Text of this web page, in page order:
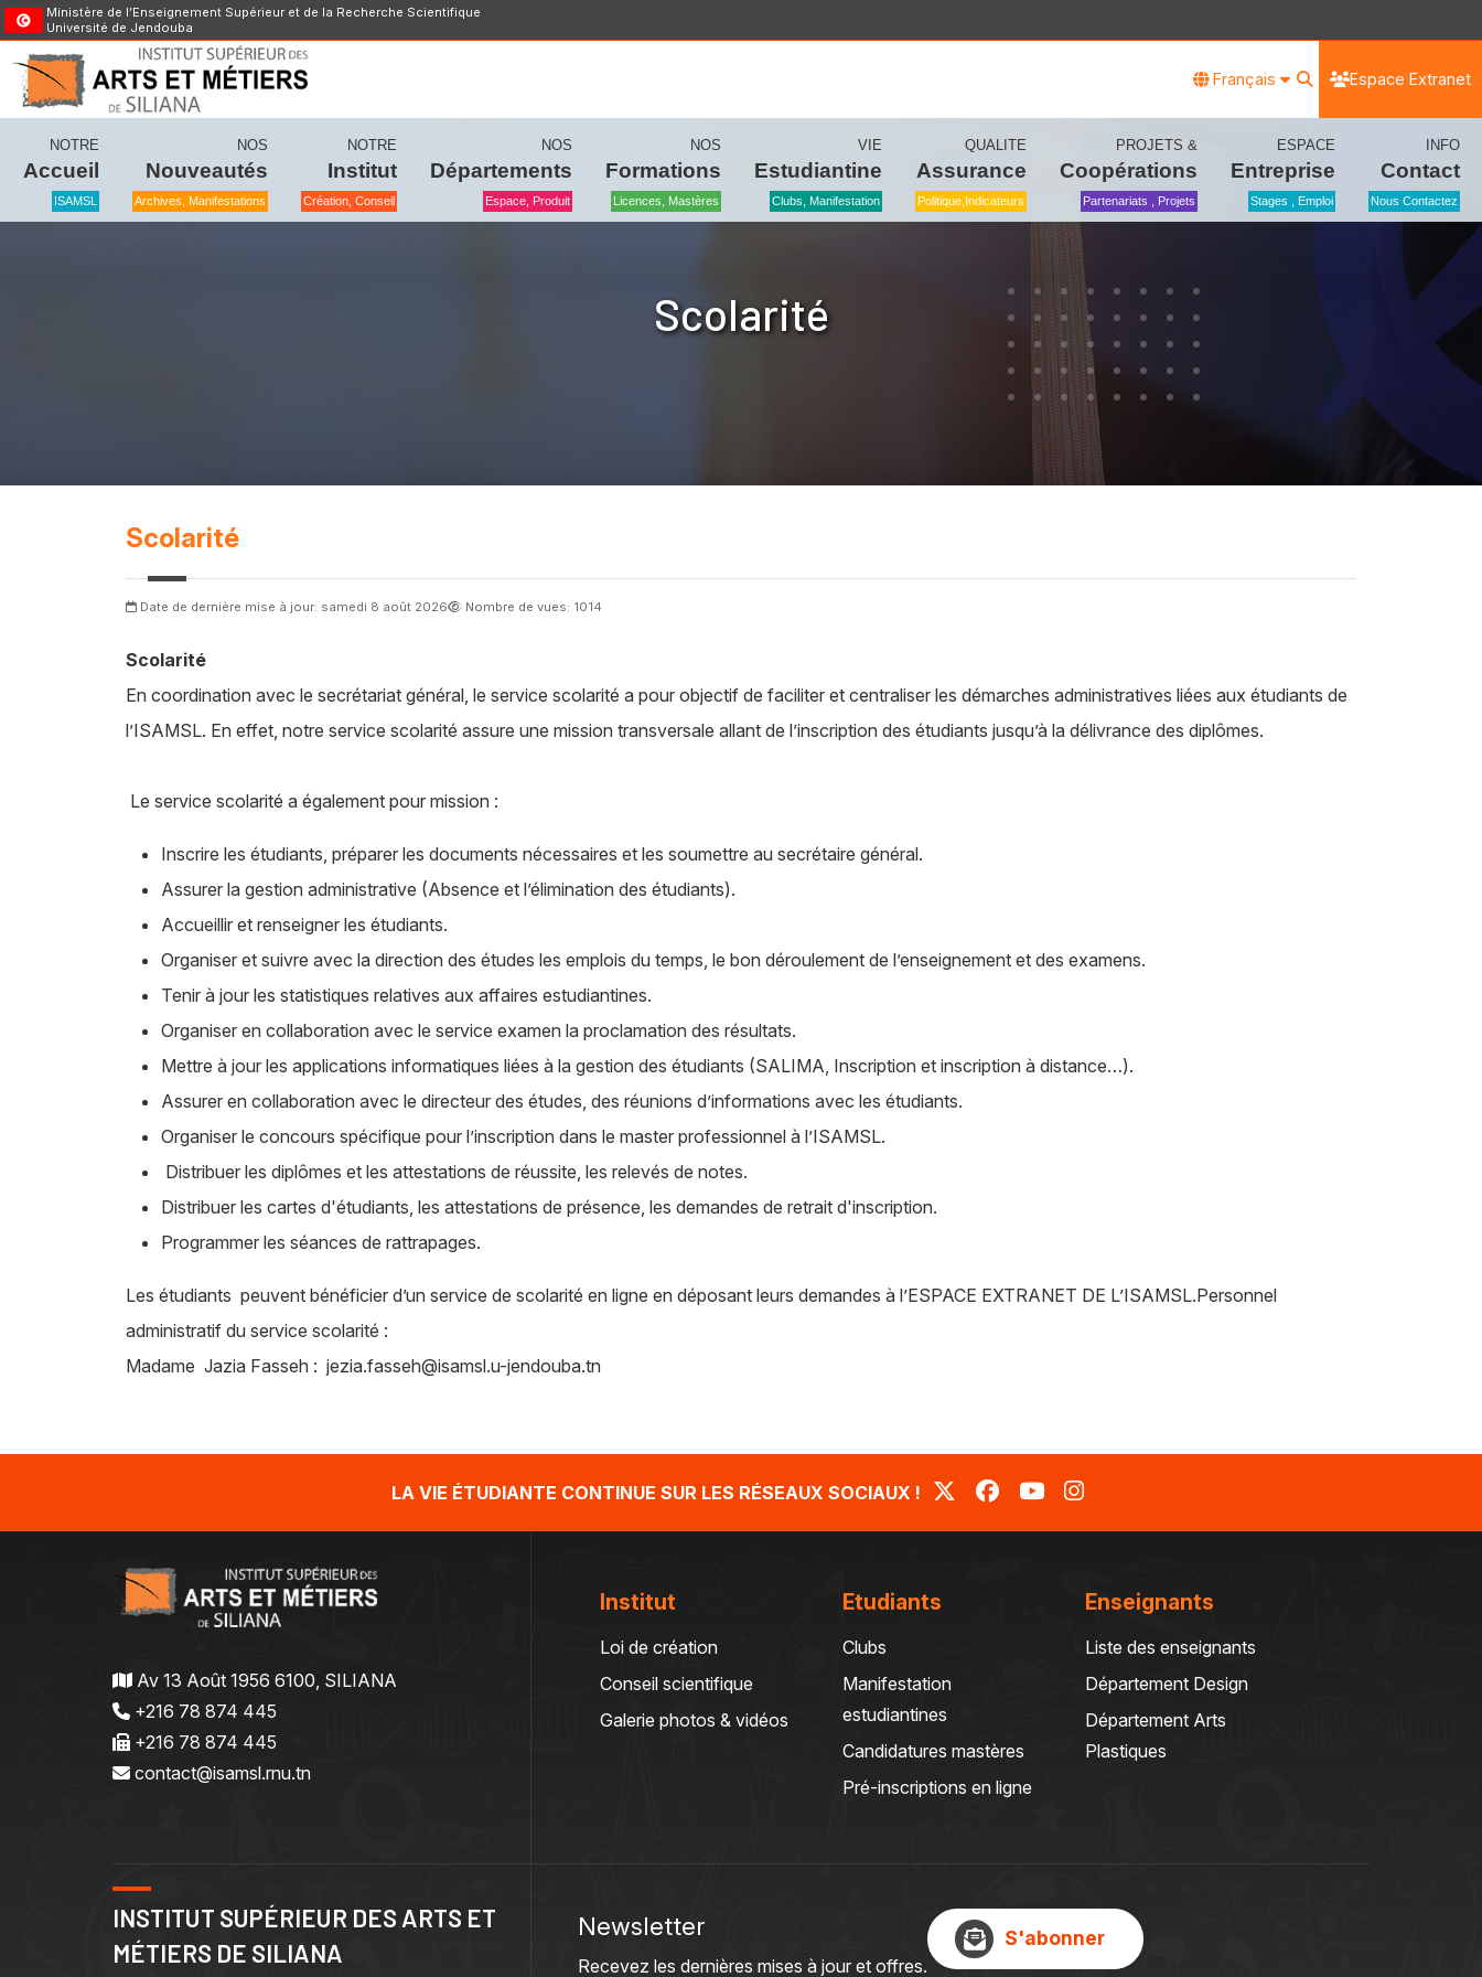
Ministère de l’Enseignement Supérieur et de la Recherche Scientifique
Université de Jendouba
Français Espace Extranet
NOTRE
Accueil
ISAMSL
NOS
Nouveautés
Archives, Manifestations
NOTRE
Institut
Création, Conseil
NOS
Départements
Espace, Produit
NOS
Formations
Licences, Mastères
VIE
Estudiantine
Clubs, Manifestation
QUALITE
Assurance
Politique,indicateurs
PROJETS &
Coopérations
Partenariats , Projets
ESPACE
Entreprise
Stages , Emploi
INFO
Contact
Nous Contactez
Scolarité
Scolarité
Date de dernière mise à jour: samedi 8 août 2026 Nombre de vues: 1014
Scolarité
En coordination avec le secrétariat général, le service scolarité a pour objectif de faciliter et centraliser les démarches administratives liées aux étudiants de
l’ISAMSL. En effet, notre service scolarité assure une mission transversale allant de l’inscription des étudiants jusqu’à la délivrance des diplômes.
Le service scolarité a également pour mission :
Inscrire les étudiants, préparer les documents nécessaires et les soumettre au secrétaire général.
Assurer la gestion administrative (Absence et l’élimination des étudiants).
Accueillir et renseigner les étudiants.
Organiser et suivre avec la direction des études les emplois du temps, le bon déroulement de l’enseignement et des examens.
Tenir à jour les statistiques relatives aux affaires estudiantines.
Organiser en collaboration avec le service examen la proclamation des résultats.
Mettre à jour les applications informatiques liées à la gestion des étudiants (SALIMA, Inscription et inscription à distance…).
Assurer en collaboration avec le directeur des études, des réunions d’informations avec les étudiants.
Organiser le concours spécifique pour l’inscription dans le master professionnel à l’ISAMSL.
Distribuer les diplômes et les attestations de réussite, les relevés de notes.
Distribuer les cartes d'étudiants, les attestations de présence, les demandes de retrait d'inscription.
Programmer les séances de rattrapages.
Les étudiants peuvent bénéficier d’un service de scolarité en ligne en déposant leurs demandes à l’ESPACE EXTRANET DE L’ISAMSL.Personnel
administratif du service scolarité :
Madame Jazia Fasseh : jezia.fasseh@isamsl.u-jendouba.tn
LA VIE ÉTUDIANTE CONTINUE SUR LES RÉSEAUX SOCIAUX !
Av 13 Août 1956 6100, SILIANA
+216 78 874 445
+216 78 874 445
contact@isamsl.rnu.tn
Institut
Loi de création
Conseil scientifique
Galerie photos & vidéos
Etudiants
Clubs
Manifestation
estudiantines
Candidatures mastères
Pré-inscriptions en ligne
Enseignants
Liste des enseignants
Département Design
Département Arts
Plastiques
INSTITUT SUPÉRIEUR DES ARTS ET
MÉTIERS DE SILIANA
Newsletter
Recevez les dernières mises à jour et offres.
S'abonner